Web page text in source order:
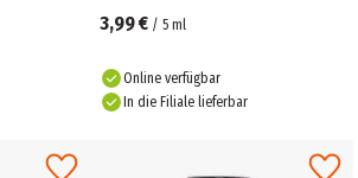
3,99 € / 5 ml
Online verfügbar
In die Filiale lieferbar